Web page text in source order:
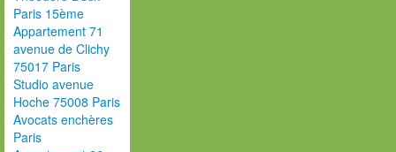
Paris 15ème
Appartement 71
avenue de Clichy
75017 Paris
Studio avenue
Hoche 75008 Paris
Avocats enchères
Paris